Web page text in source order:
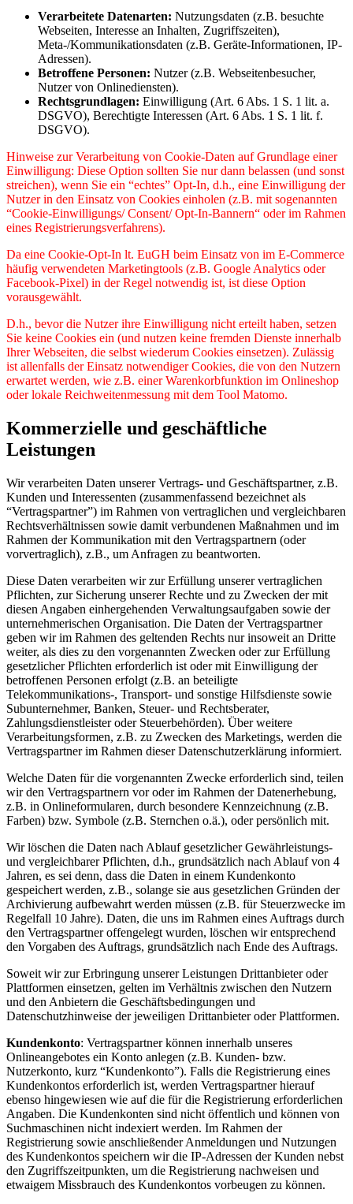
Verarbeitete Datenarten: Nutzungsdaten (z.B. besuchte
Webseiten, Interesse an Inhalten, Zugriffszeiten),
Meta-/Kommunikationsdaten (z.B. Geräte-Informationen, IP-
Adressen).
Betroffene Personen: Nutzer (z.B. Webseitenbesucher,
Nutzer von Onlinediensten).
Rechtsgrundlagen: Einwilligung (Art. 6 Abs. 1 S. 1 lit. a.
DSGVO), Berechtigte Interessen (Art. 6 Abs. 1 S. 1 lit. f.
DSGVO).
Hinweise zur Verarbeitung von Cookie-Daten auf Grundlage einer
Einwilligung: Diese Option sollten Sie nur dann belassen (und sonst
streichen), wenn Sie ein “echtes” Opt-In, d.h., eine Einwilligung der
Nutzer in den Einsatz von Cookies einholen (z.B. mit sogenannten
“Cookie-Einwilligungs/ Consent/ Opt-In-Bannern“ oder im Rahmen
eines Registrierungsverfahrens).
Da eine Cookie-Opt-In lt. EuGH beim Einsatz von im E-Commerce
häufig verwendeten Marketingtools (z.B. Google Analytics oder
Facebook-Pixel) in der Regel notwendig ist, ist diese Option
vorausgewählt.
D.h., bevor die Nutzer ihre Einwilligung nicht erteilt haben, setzen
Sie keine Cookies ein (und nutzen keine fremden Dienste innerhalb
Ihrer Webseiten, die selbst wiederum Cookies einsetzen). Zulässig
ist allenfalls der Einsatz notwendiger Cookies, die von den Nutzern
erwartet werden, wie z.B. einer Warenkorbfunktion im Onlineshop
oder lokale Reichweitenmessung mit dem Tool Matomo.
Kommerzielle und geschäftliche
Leistungen
Wir verarbeiten Daten unserer Vertrags- und Geschäftspartner, z.B.
Kunden und Interessenten (zusammenfassend bezeichnet als
“Vertragspartner”) im Rahmen von vertraglichen und vergleichbaren
Rechtsverhältnissen sowie damit verbundenen Maßnahmen und im
Rahmen der Kommunikation mit den Vertragspartnern (oder
vorvertraglich), z.B., um Anfragen zu beantworten.
Diese Daten verarbeiten wir zur Erfüllung unserer vertraglichen
Pflichten, zur Sicherung unserer Rechte und zu Zwecken der mit
diesen Angaben einhergehenden Verwaltungsaufgaben sowie der
unternehmerischen Organisation. Die Daten der Vertragspartner
geben wir im Rahmen des geltenden Rechts nur insoweit an Dritte
weiter, als dies zu den vorgenannten Zwecken oder zur Erfüllung
gesetzlicher Pflichten erforderlich ist oder mit Einwilligung der
betroffenen Personen erfolgt (z.B. an beteiligte
Telekommunikations-, Transport- und sonstige Hilfsdienste sowie
Subunternehmer, Banken, Steuer- und Rechtsberater,
Zahlungsdienstleister oder Steuerbehörden). Über weitere
Verarbeitungsformen, z.B. zu Zwecken des Marketings, werden die
Vertragspartner im Rahmen dieser Datenschutzerklärung informiert.
Welche Daten für die vorgenannten Zwecke erforderlich sind, teilen
wir den Vertragspartnern vor oder im Rahmen der Datenerhebung,
z.B. in Onlineformularen, durch besondere Kennzeichnung (z.B.
Farben) bzw. Symbole (z.B. Sternchen o.ä.), oder persönlich mit.
Wir löschen die Daten nach Ablauf gesetzlicher Gewährleistungs-
und vergleichbarer Pflichten, d.h., grundsätzlich nach Ablauf von 4
Jahren, es sei denn, dass die Daten in einem Kundenkonto
gespeichert werden, z.B., solange sie aus gesetzlichen Gründen der
Archivierung aufbewahrt werden müssen (z.B. für Steuerzwecke im
Regelfall 10 Jahre). Daten, die uns im Rahmen eines Auftrags durch
den Vertragspartner offengelegt wurden, löschen wir entsprechend
den Vorgaben des Auftrags, grundsätzlich nach Ende des Auftrags.
Soweit wir zur Erbringung unserer Leistungen Drittanbieter oder
Plattformen einsetzen, gelten im Verhältnis zwischen den Nutzern
und den Anbietern die Geschäftsbedingungen und
Datenschutzhinweise der jeweiligen Drittanbieter oder Plattformen.
Kundenkonto: Vertragspartner können innerhalb unseres
Onlineangebotes ein Konto anlegen (z.B. Kunden- bzw.
Nutzerkonto, kurz “Kundenkonto”). Falls die Registrierung eines
Kundenkontos erforderlich ist, werden Vertragspartner hierauf
ebenso hingewiesen wie auf die für die Registrierung erforderlichen
Angaben. Die Kundenkonten sind nicht öffentlich und können von
Suchmaschinen nicht indexiert werden. Im Rahmen der
Registrierung sowie anschließender Anmeldungen und Nutzungen
des Kundenkontos speichern wir die IP-Adressen der Kunden nebst
den Zugriffszeitpunkten, um die Registrierung nachweisen und
etwaigem Missbrauch des Kundenkontos vorbeugen zu können.